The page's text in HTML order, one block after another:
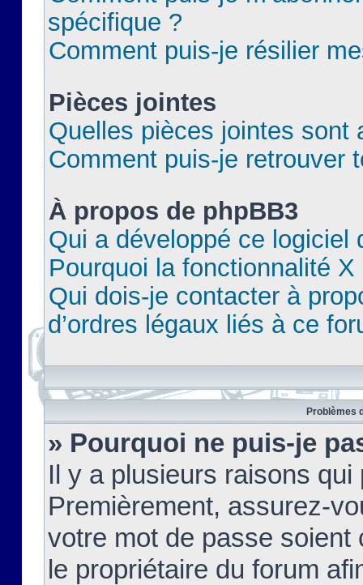
spécifique ?
Comment puis-je résilier
Pièces jointes
Quelles pièces jointes sont
Comment puis-je retrouver
À propos de phpBB3
Qui a développé ce logiciel
Pourquoi la fonctionnalité X
Qui dois-je contacter à
d’ordres légaux liés à ce
Problèmes
» Pourquoi ne puis-je
Il y a plusieurs raisons
Premièrement, assurez-
votre mot de passe soient
le propriétaire du forum